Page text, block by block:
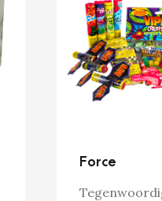
Force